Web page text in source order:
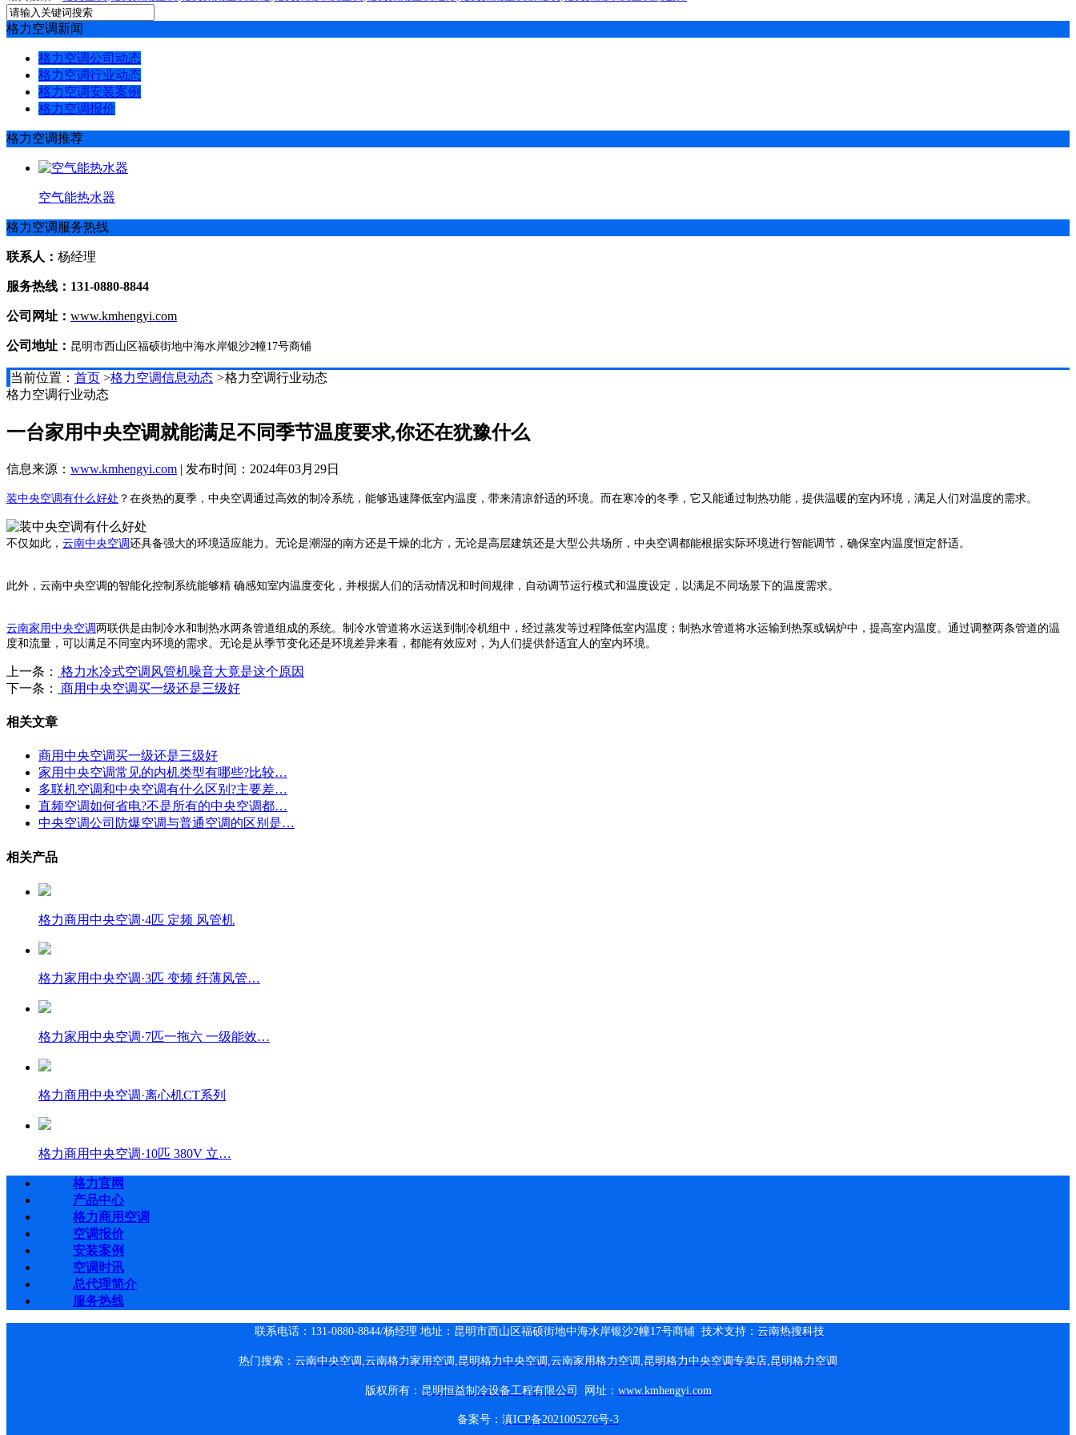
格力空调新闻
格力空调公司动态
格力空调行业动态
格力空调安装案例
格力空调报价
格力空调推荐
空气能热水器
格力空调服务热线
联系人： 杨经理
服务热线：131-0880-8844
公司网址： www.kmhengyi.com
公司地址： 昆明市西山区福硕街地中海水岸银沙2幢17号商铺
当前位置： 首页 >格力空调信息动态 >格力空调行业动态
格力空调行业动态
一台家用中央空调就能满足不同季节温度要求,你还在犹豫什么
信息来源： www.kmhengyi.com | 发布时间：2024年03月29日
装中央空调有什么好处 ？在炎热的夏季，中央空调通过高效的制冷系统，能够迅速降低室内温度，带来清凉舒适的环境。而在寒冷的冬季，它又能通过制热功能，提供温暖的室内环境，满足人们对温度的需求。
不仅如此， 云南中央空调还具备强大的环境适应能力。无论是潮湿的南方还是干燥的北方，无论是高层建筑还是大型公共场所，中央空调都能根据实际环境进行智能调节，确保室内温度恒定舒适。
此外，云南中央空调的智能化控制系统能够精 确感知室内温度变化，并根据人们的活动情况和时间规律，自动调节运行模式和温度设定，以满足不同场景下的温度需求。
云南家用中央空调 两联供是由制冷水和制热水两条管道组成的系统。制冷水管道将水运送到制冷机组中，经过蒸发等过程降低室内温度；制热水管道将水运输到热泵或锅炉中，提高室内温度。通过调整两条管道的温
度和流量，可以满足不同室内环境的需求。无论是从季节变化还是环境差异来看，都能有效应对，为人们提供舒适宜人的室内环境。
上一条：
格力水冷式空调风管机噪音大竟是这个原因
下一条：
商用中央空调买一级还是三级好
相关文章
商用中央空调买一级还是三级好
家用中央空调常见的内机类型有哪些?比较…
多联机空调和中央空调有什么区别?主要差…
直频空调如何省电?不是所有的中央空调都…
中央空调公司防爆空调与普通空调的区别是…
相关产品
格力商用中央空调·4匹 定频 风管机
格力家用中央空调·3匹 变频 纤薄风管…
格力家用中央空调·7匹一拖六 一级能效…
格力商用中央空调·离心机CT系列
格力商用中央空调·10匹 380V 立…
格力官网
产品中心
格力商用空调
空调报价
安装案例
空调时讯
总代理简介
服务热线
联系电话：131-0880-8844/杨经理 地址： 昆明市西山区福硕街地中海水岸银沙2幢17号商铺 技术支持： 云南热搜科技
热门搜索： 云南中央空调 云南格力家用空调 昆明格力中央空调 云南家用格力空调 昆明格力中央空调专卖店 昆明格力空调
版权所有： 昆明恒益制冷设备工程有限公司 网址： www.kmhengyi.com
备案号： 滇ICP备2021005276号-3